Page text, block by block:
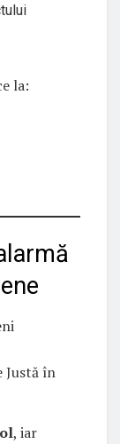
la:
Justă în
, iar